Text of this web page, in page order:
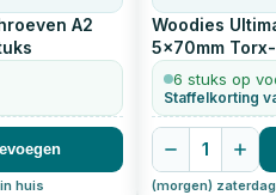
A2
huis
Woodies
5x70mm
6 stuks op
1
(morgen)